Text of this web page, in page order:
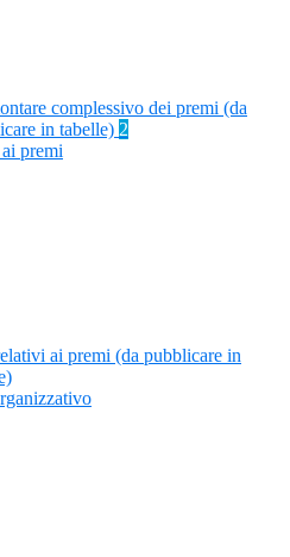
complessivo dei premi (da
in tabelle) 2
premi
ai premi (da pubblicare in